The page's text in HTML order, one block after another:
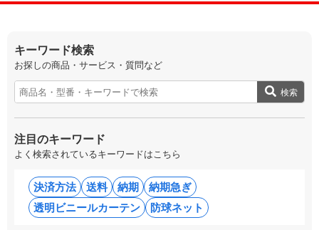
キーワード検索
お探しの商品・サービス・質問など
検索
注目のキーワード
よく検索されているキーワードはこちら
決済方法 送料 納期
納期急ぎ
透明ビニールカーテン
防球ネット